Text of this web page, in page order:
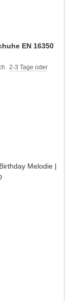
EN 16350
2-3 Tage oder